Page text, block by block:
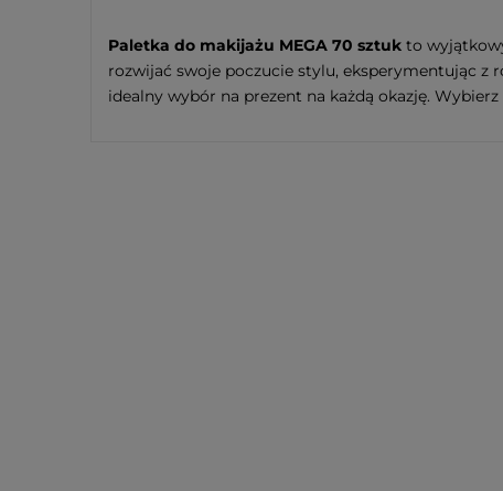
Paletka do makijażu MEGA 70 sztuk to
rozwijać swoje poczucie stylu, eksperymentując z
idealny wybór na prezent na każdą okazję.